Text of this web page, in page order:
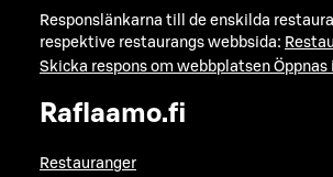
Responslänkarna till de enskilda
respektive restaurangs webbsida:
Skicka respons om webbplatsen Öppnas
Raflaamo.fi
Restauranger